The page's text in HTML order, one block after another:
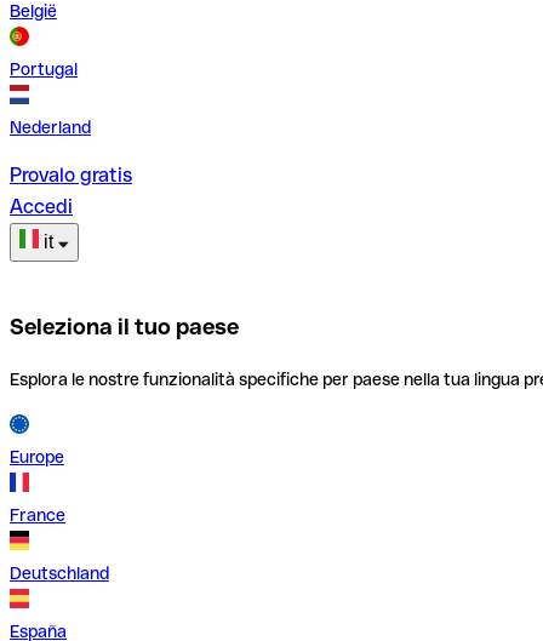
België
Portugal
Nederland
Provalo gratis
Accedi
it
Seleziona il tuo paese
Esplora le nostre funzionalità specifiche per paese nella tua lingua
Europe
France
Deutschland
España